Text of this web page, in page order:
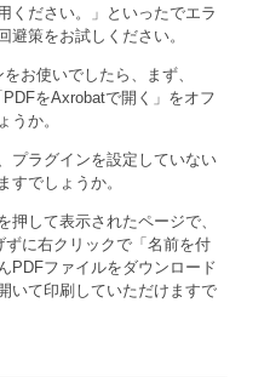
ください。」といったでエラ
避策をお試しください。
お使いでしたら、まず、
をAxrobatで開く」をオフ
うか。
プラグインを設定していない
すでしょうか。
押して表示されたページで、
ずに右クリックで「名前を付
PDFファイルをダウンロード
いて印刷していただけますで